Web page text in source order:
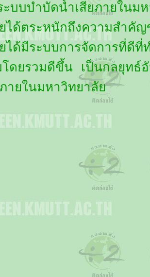
ะบบบำบัดน้ำเสียภายในม
ยได้ตระหนักถึงความ
ได้มีระบบการจัดการ
ดยรวมดีขึ้น เป็นกลยุทธ์
ายในมหาวิทยาลัย